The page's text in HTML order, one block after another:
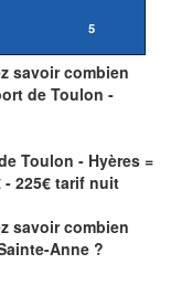
5
savoircombien
de Toulon -
Toulon - Hyères =
- 225€ tarif nuit
savoircombien
Anne ?